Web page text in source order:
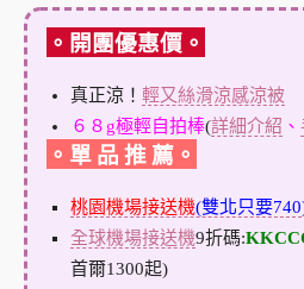
。開團優惠價。
真正涼！ 輕又絲滑涼感涼被
６８g極輕自拍棒(詳細介紹 、
。單 品 推 薦。
桃園機場接送機(雙北只要
全球機場接送機9折碼:
首爾1300起)